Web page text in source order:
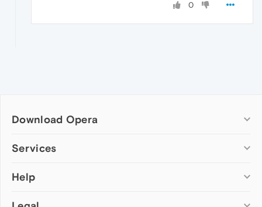
0
Download Opera
Computer browsers
Opera for Mac
Services
Add-ons
Wallpapers
Help
Help & support